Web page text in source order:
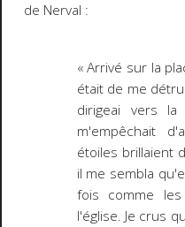
de Nerval :
« Arrivé sur la
était de me
dirigeai vers la
m'empêchait
étoiles brillaient
il me sembla
fois comme
l'église. Je crus